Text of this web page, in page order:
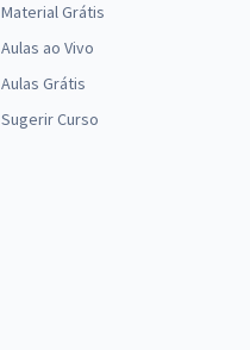
Material Grátis
Aulas ao Vivo
Aulas Grátis
Sugerir Curso